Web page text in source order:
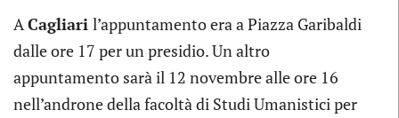
A Cagliari l’appuntamento era a Piazza Garibaldi
dalle ore 17 per un presidio. Un altro
appuntamento sarà il 12 novembre alle ore 16
nell’androne della facoltà di Studi Umanistici per